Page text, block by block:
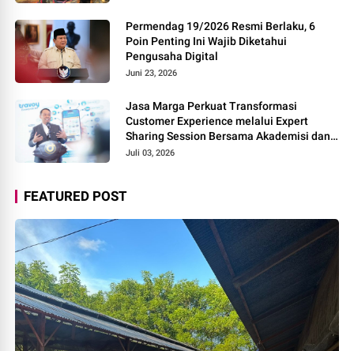
Permendag 19/2026 Resmi Berlaku, 6
Poin Penting Ini Wajib Diketahui
Pengusaha Digital
Juni 23, 2026
Jasa Marga Perkuat Transformasi
Customer Experience melalui Expert
Sharing Session Bersama Akademisi dan
Praktisi
Juli 03, 2026
FEATURED POST